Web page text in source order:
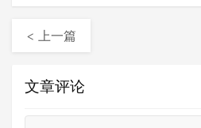
< 上一篇
文章评论